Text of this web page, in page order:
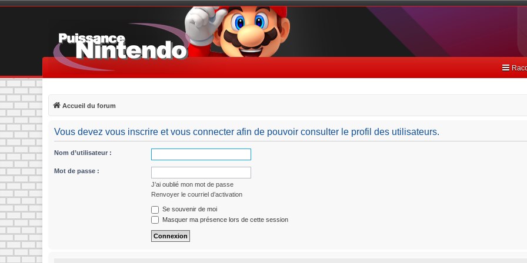
Accueil du forum
Vous devez vous inscrire et vous connecter afin de pouvoir consulter le profil des utilisateurs.
Nom d’utilisateur :
Mot de passe :
J’ai oublié mon mot de passe
Renvoyer le courriel d’activation
Se souvenir de moi
Masquer ma présence lors de cette session